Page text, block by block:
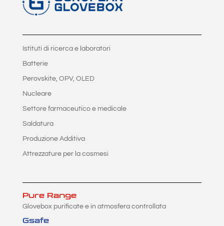
Istituti di ricerca e laboratori
Batterie
Perovskite, OPV, OLED
Nucleare
Settore farmaceutico e medicale
Saldatura
Produzione Additiva
Attrezzature per la cosmesi
Pure Range
Glovebox purificate e in atmosfera controllata
Gsafe